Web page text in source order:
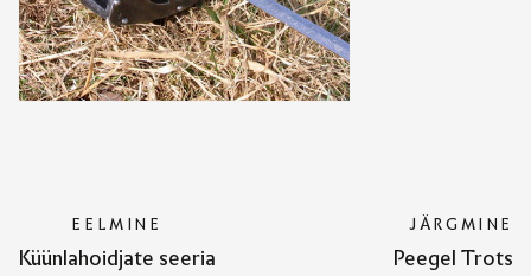
EELMINE
Küünlahoidjate seeria
JÄRGMINE
Peegel Trots